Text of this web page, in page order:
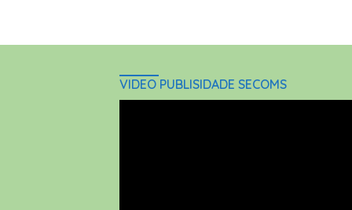
VIDEO PUBLISIDADE SECOMS